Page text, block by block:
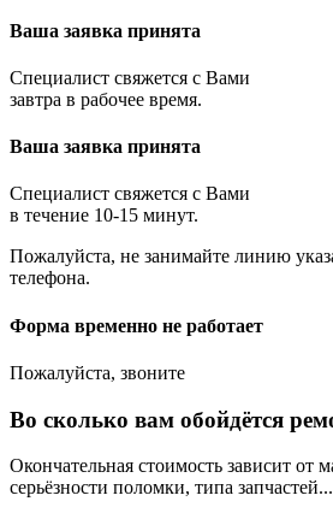
Ваша заявка принята
Специалист свяжется с Вами
завтра в рабочее время.
Ваша заявка принята
Специалист свяжется с Вами
в течение 10-15 минут.
Пожалуйста, не занимайте линию
телефона.
Форма временно не работает
Пожалуйста, звоните
Во сколько вам обойдётся
Окончательная стоимость зависит от
серьёзности поломки, типа